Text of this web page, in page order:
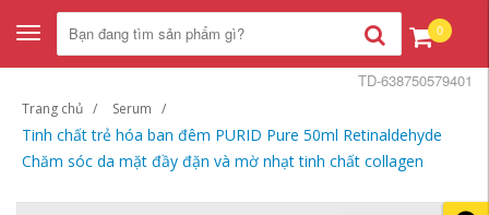
Toggle
navigation
0
Trang chủ Serum
Tinh chất trẻ hóa ban đêm PURID Pure 50ml Retinaldehyde
Chăm sóc da mặt đầy đặn và mờ nhạt tinh chất collagen
TD-638750579401